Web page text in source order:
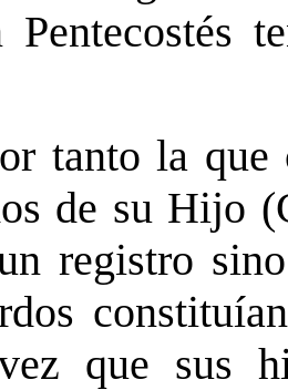
tanto la que
de su Hijo
registro
que sus